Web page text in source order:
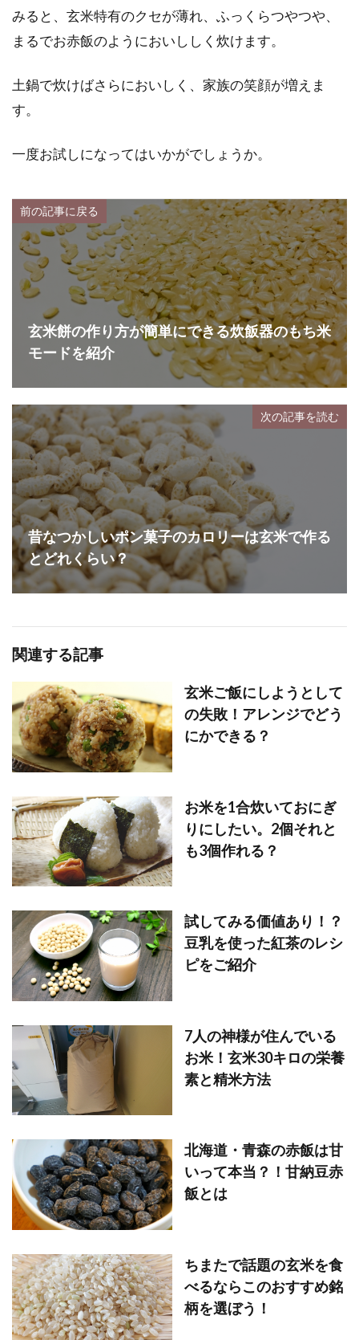
みると、玄米特有のクセが薄れ、ふっくらつやつや、
まるでお赤飯のようにおいししく炊けます。
土鍋で炊けばさらにおいしく、家族の笑顔が増えま
す。
一度お試しになってはいかがでしょうか。
前の記事に戻る
玄米餅の作り方が簡単にできる炊飯器のもち米
モードを紹介
次の記事を読む
昔なつかしいポン菓子のカロリーは玄米で作る
とどれくらい？
関連する記事
玄米ご飯にしようとして
の失敗！アレンジでどう
にかできる？
お米を1合炊いておにぎ
りにしたい。2個それと
も3個作れる？
試してみる価値あり！？
豆乳を使った紅茶のレシ
ピをご紹介
7人の神様が住んでいる
お米！玄米30キロの栄養
素と精米方法
北海道・青森の赤飯は甘
いって本当？！甘納豆赤
飯とは
ちまたで話題の玄米を食
べるならこのおすすめ銘
柄を選ぼう！